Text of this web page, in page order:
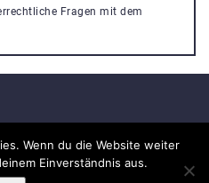
Fragen mit dem
WordPress Theme
Wenn du die Website weiter
Einverständnis aus.